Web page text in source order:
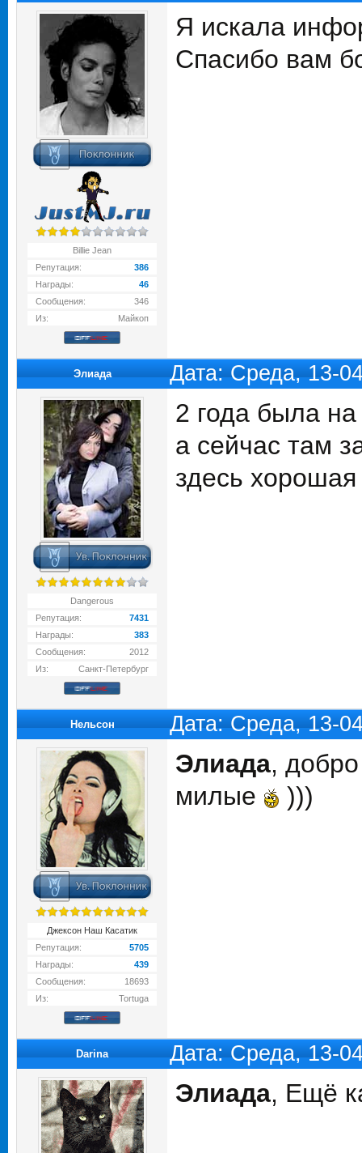
Billie Jean
Репутация:
386
Награды:
46
Сообщения:
346
Из:
Майкоп
Я искала
Спасибо вам
Элиада Дата: Среда, 13-
Dangerous
Репутация:
7431
Награды:
383
Сообщения:
2012
Из:
Санкт-Петербург
2 года была
а сейчас там
здесь
Нельсон Дата: Среда, 13-
Джексон Наш Касатик
Репутация:
5705
Награды:
439
Сообщения:
18693
Из:
Tortuga
Элиада,
милые
)))
Darina Дата: Среда, 13-
Элиада, Ещё